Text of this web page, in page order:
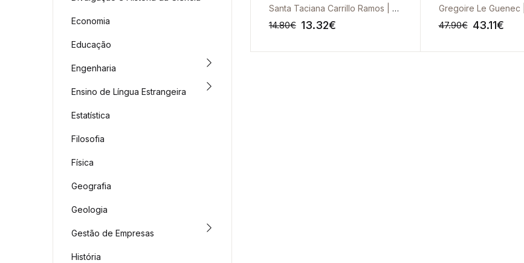
Santa Taciana Carrillo Ramos | Ernan Santiesteban Naranjo
14.80€ 13.32€ 47.90€ 43.11€
Economia
Educação
Engenharia
Ensino de Língua Estrangeira
Estatística
Filosofia
Física
Geografia
Geologia
Gestão de Empresas
História